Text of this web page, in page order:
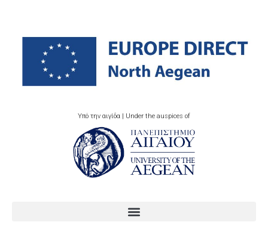
Υπό την αιγίδα | Under the auspices of